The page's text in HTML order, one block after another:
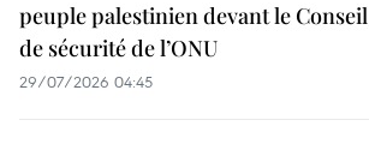
peuple palestinien devant le Conseil
de sécurité de l’ONU
29/07/2026 04:45